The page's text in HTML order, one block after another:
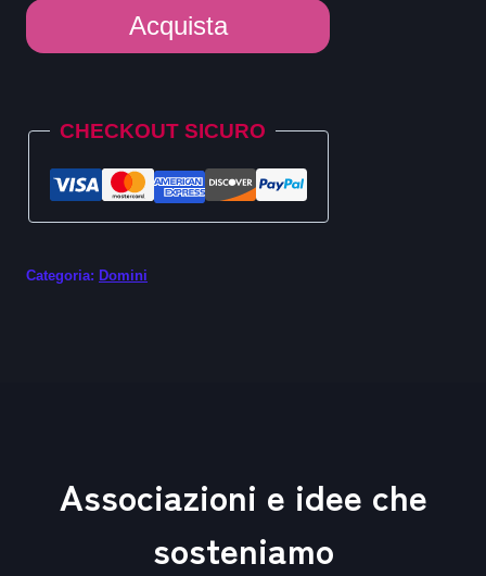
Dominio
.loans
Acquista
CHECKOUT SICURO
Categoria: Domini
Associazioni e idee che
sosteniamo